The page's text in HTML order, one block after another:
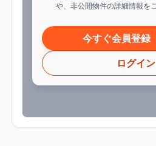
や、非公開物件の詳細情報を
今すぐ会員登録
ログイン